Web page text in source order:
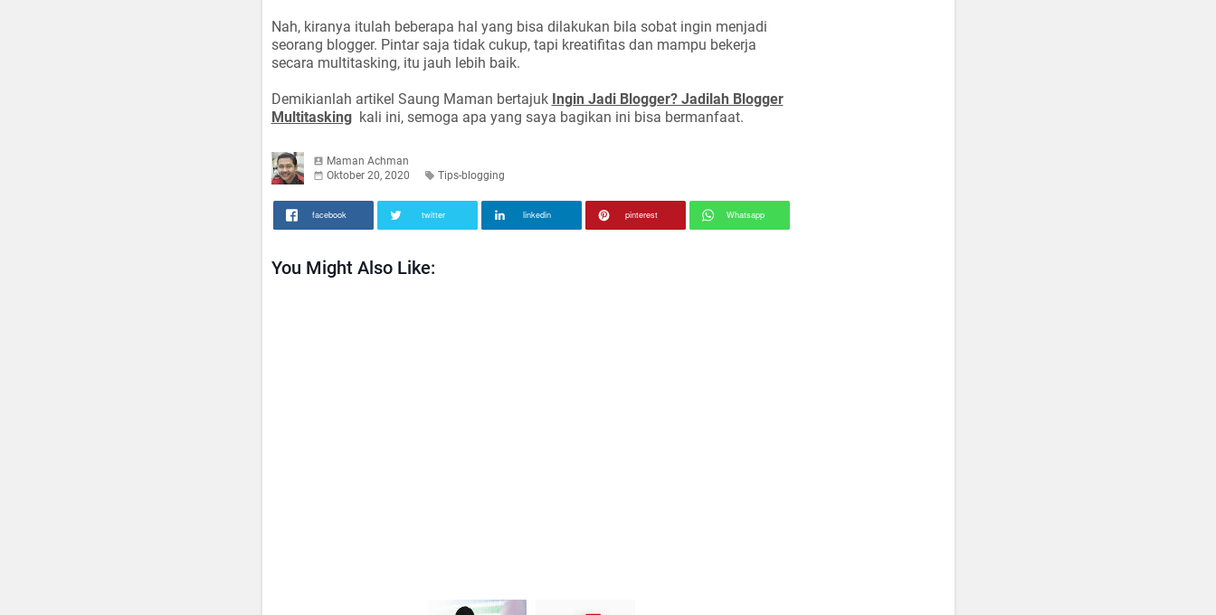
Nah, kiranya itulah beberapa hal yang bisa dilakukan bila sobat ingin menjadi
seorang blogger. Pintar saja tidak cukup, tapi kreatifitas dan mampu bekerja
secara multitasking, itu jauh lebih baik.
Demikianlah artikel Saung Maman bertajuk Ingin Jadi Blogger? Jadilah Blogger
Multitaskingkali ini, semoga apa yang saya bagikan ini bisa bermanfaat.
Maman Achman
Oktober 20, 2020
Tips-blogging
facebook twitter linkedin pinterest Whatsapp
You Might Also Like: